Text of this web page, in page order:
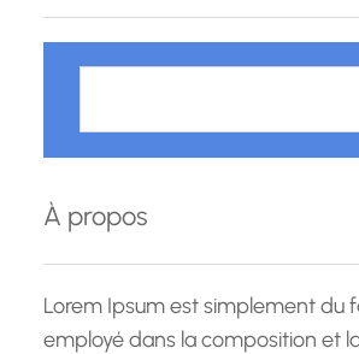
compétitivité sur la scène
h
r
c
h
À propos
Lorem Ipsum est simplement du
employé dans la composition et